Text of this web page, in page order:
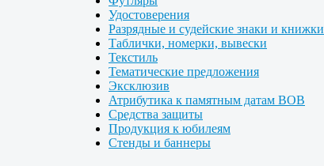
Удостоверения
Разрядные и судейские знаки и книжки
Таблички, номерки, вывески
Текстиль
Тематические предложения
Эксклюзив
Атрибутика к памятным датам ВОВ
Средства защиты
Продукция к юбилеям
Стенды и баннеры